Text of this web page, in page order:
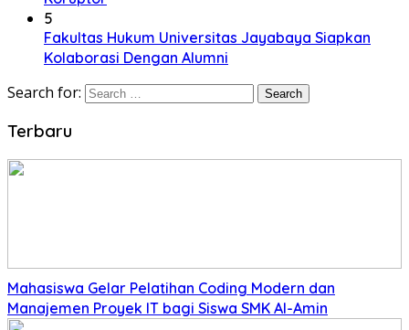
5
Fakultas Hukum Universitas Jayabaya Siapkan
Kolaborasi Dengan Alumni
Search for:
Terbaru
Mahasiswa Gelar Pelatihan Coding Modern dan
Manajemen Proyek IT bagi Siswa SMK Al-Amin